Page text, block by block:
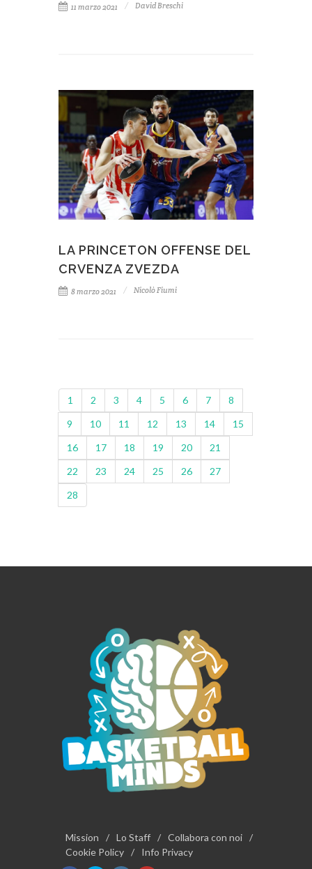
11 marzo 2021 David Breschi
LA PRINCETON OFFENSE DEL
CRVENZA ZVEZDA
8 marzo 2021 Nicolò Fiumi
1 2 3 4 5 6 7
8
9
10 11 12 13 14
15
16
17 18 19 20
21
22
23 24 25 26
27
28
Mission / Lo Staff / Collabora con noi /
Cookie Policy / Info Privacy